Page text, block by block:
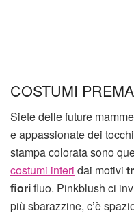
COSTUMI
Siete delle future
e appassionate dei
stampa colorata sono
costumi interi dai motivi
fiorifluo. Pinkblush ci
più sbarazzine, c’è